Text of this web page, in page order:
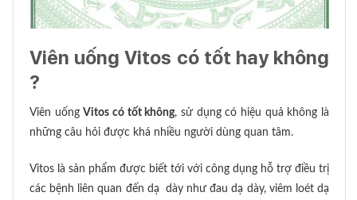
Viên uống Vitos có tốt hay không
?
Viên uốngVitos có tốt không, sử dụng có hiệu quả không là
những câu hỏi được khá nhiều người dùng quan tâm.
Vitos là sản phẩm được biết tới với công dụng hỗ trợ điều trị
các bệnh liên quan đến dạ dày như đau dạ dày, viêm loét dạ